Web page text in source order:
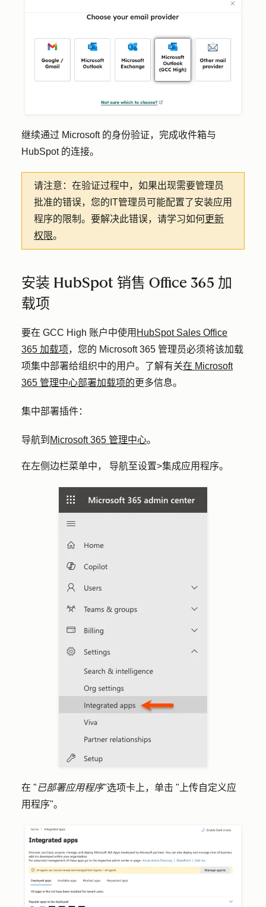
继续通过 Microsoft 的身份验证，完成收件箱与
HubSpot 的连接。
请注意： 在验证过程中，如果出现需要管理员
批准的错误，您的IT管理员可能配置了安装应用
程序的限制。要解决此错误，请学习如何更新
权限。
安装 HubSpot 销售 Office 365 加
载项
要在 GCC High 账户中使用 HubSpot Sales Office
365 加载项，您的 Microsoft 365 管理员必须将该加载
项集中部署给组织中的用户。了解有关在 Microsoft
365 管理中心部署加载项的更多信息。
集中部署插件：
导航到 Microsoft 365 管理中心。
在左侧边栏菜单中， 导航至设置>集成应用程序。
在 "已部署应用程序"选项卡上，单击 " 上传自定义应
用程序"。